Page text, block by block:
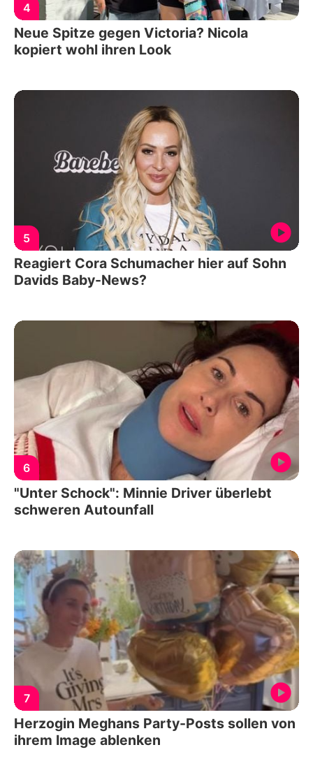
4
Neue Spitze gegen Victoria? Nicola
kopiert wohl ihren Look
5
Reagiert Cora Schumacher hier auf Sohn
Davids Baby-News?
6
"Unter Schock": Minnie Driver überlebt
schweren Autounfall
7
Herzogin Meghans Party-Posts sollen von
ihrem Image ablenken